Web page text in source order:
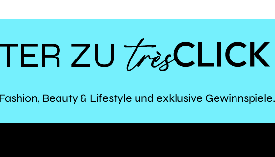
ZU
TRÈS
Beauty & Lifestyle und exklusive Gewinnspiele.